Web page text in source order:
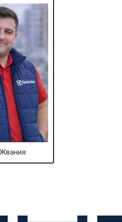
1600 ₽
1250 ₽
1000 ₽
850 ₽